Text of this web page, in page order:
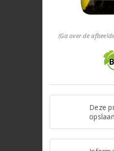
(Ga over de
Deze